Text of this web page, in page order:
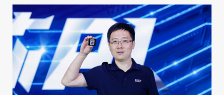
VAIHDA TEEMA
HAKU